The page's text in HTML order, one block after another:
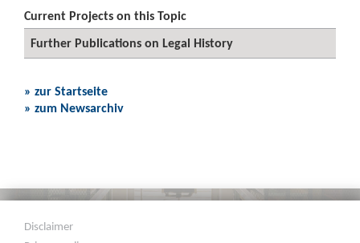
Current Projects on this Topic
Further Publications on Legal History
» zur Startseite
» zum Newsarchiv
Disclaimer